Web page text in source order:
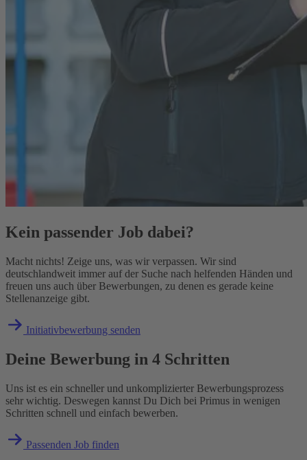
Kein passender Job dabei?
Macht nichts! Zeige uns, was wir verpassen. Wir sind
deutschlandweit immer auf der Suche nach helfenden Händen und
freuen uns auch über Bewerbungen, zu denen es gerade keine
Stellenanzeige gibt.
Initiativbewerbung senden
Deine Bewerbung in 4 Schritten
Uns ist es ein schneller und unkomplizierter Bewerbungsprozess
sehr wichtig. Deswegen kannst Du Dich bei Primus in wenigen
Schritten schnell und einfach bewerben.
Passenden Job finden